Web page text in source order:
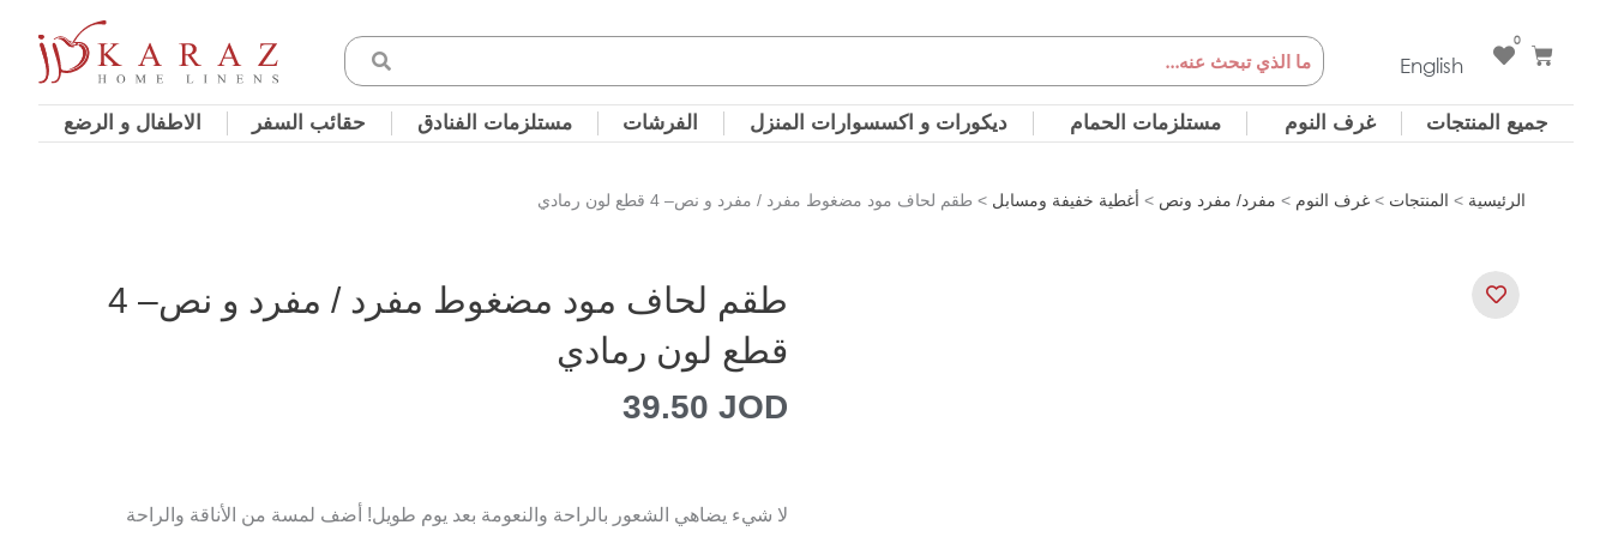
Search English
0
Cart
جميع المنتجات غرف النوم مستلزمات الحمام ديكورات و اكسسوارات المنزل الفرشات مستلزمات الفنادق حقائب السفر الاطفال و الرضع
الرئيسية > المنتجات > غرف النوم > مفرد/ مفرد ونص > أغطية خفيفة ومسابل > طقم لحاف مود مضغوط مفرد / مفرد و نص– 4 قطع لون رمادي
طقم لحاف مود مضغوط مفرد / مفرد و نص– 4
قطع لون رمادي
39.50JOD
لا شيء يضاهي الشعور بالراحة والنعومة بعد يوم طويل! أضف لمسة من الأناقة والراحة